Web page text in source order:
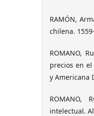
RAMÓN,
chilena.
ROMANO,
precios en
y Americana
ROMANO,
intelectual.